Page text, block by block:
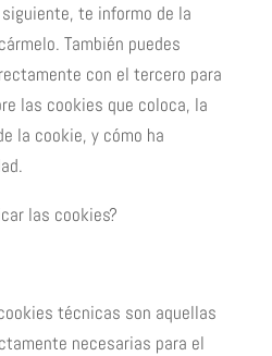
te informo de la
También puedes
con el tercero para
las cookies que coloca, la
la cookie, y cómo ha
las cookies?
técnicas son aquellas
necesarias para el